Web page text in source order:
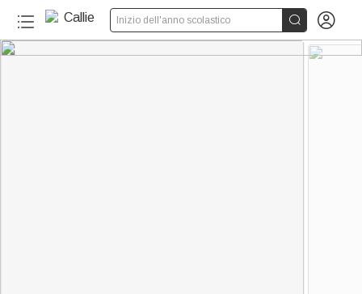
Inizio dell'anno scolastico  